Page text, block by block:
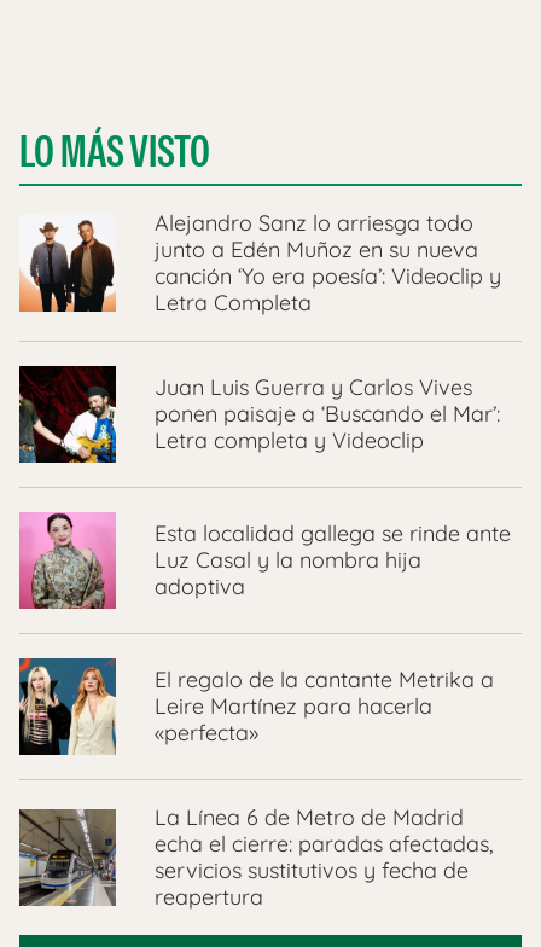
LO MÁS VISTO
Alejandro Sanz lo arriesga todo
junto a Edén Muñoz en su nueva
canción ‘Yo era poesía’: Videoclip y
Letra Completa
Juan Luis Guerra y Carlos Vives
ponen paisaje a ‘Buscando el Mar’:
Letra completa y Videoclip
Esta localidad gallega se rinde ante
Luz Casal y la nombra hija
adoptiva
El regalo de la cantante Metrika a
Leire Martínez para hacerla
«perfecta»
La Línea 6 de Metro de Madrid
echa el cierre: paradas afectadas,
servicios sustitutivos y fecha de
reapertura